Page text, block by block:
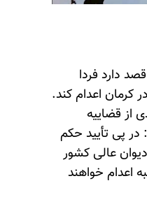
دارد فردا
کرمان اعدام کند.
از قضاییه
پی تأیید حکم
عالی کشور
اعدام خواهند